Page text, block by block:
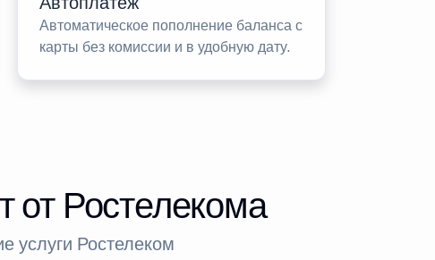
Автоматическое пополнение баланса с
карты без комиссии и в удобную дату.
от Ростелекома
услуги Ростелеком